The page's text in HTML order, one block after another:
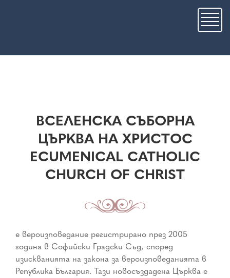
ВСЕЛЕНСКА СЪБОРНА
ЦЪРКВА НА ХРИСТОС
ECUMENICAL CATHOLIC
CHURCH OF CHRIST
е вероизповедание регистрирано през 2005
година в Софийски Градски Съд, според
изискванията на закона за вероизповеданията в
Република България. Тази новосъздадена Църква е